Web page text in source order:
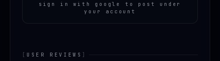
sign in with google to post under
your account
[ USER REVIEWS ]